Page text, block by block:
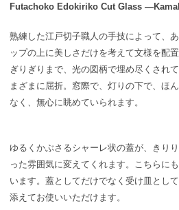
Futachoko Edokiriko Cut Glass
熟練した江戸切子職人の手技によって、
ップの上に美しさだけを考えて文様を配置
ぎりぎりまで、光の図柄で埋め尽くされて
まざまに屈折。窓際で、灯りの下で、ほ
なく、無心に眺めていられます。
ゆるくかぶさるシャーレ状の蓋が、きり
った雰囲気に変えてくれます。
こちらに
います。 蓋としてだけでなく受け皿とし
添えてお使いいただけます。